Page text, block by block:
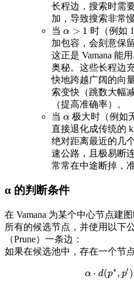
长程边，搜索时需
加，导致搜索非常慢
当 α > 1
α> 1
时（例如
加包容，会刻意保
这正是 Vamana 能
奥秘。这些长程边
快地跨越广阔的向
索变快（跳数大幅
（提高准确率）。
当 α
α 极大时（例如
直接退化成传统的
绝对距离最近的几
速公路，且极易断
常常在中途断掉，
α 的判断条件
在 Vamana 为某个中心节点建
所有的候选节点，并使用以下
（Prune）一条边：
如果在候选池中，存在一个节
α ⋅ d(p∗ , p′ )
α⋅d(p∗,p′